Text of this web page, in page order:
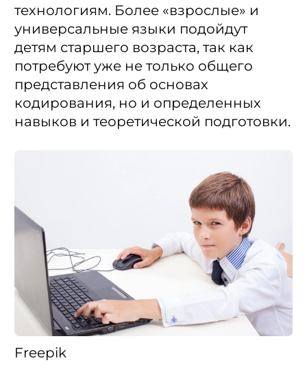
технологиям. Более «взрослые» и
универсальные языки подойдут
детям старшего возраста, так как
потребуют уже не только общего
представления об основах
кодирования, но и определенных
навыков и теоретической подготовки.
Freepik